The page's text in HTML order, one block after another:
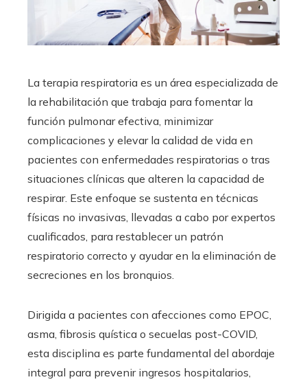
La terapia respiratoria es un área especializada de
la rehabilitación que trabaja para fomentar la
función pulmonar efectiva, minimizar
complicaciones y elevar la calidad de vida en
pacientes con enfermedades respiratorias o tras
situaciones clínicas que alteren la capacidad de
respirar. Este enfoque se sustenta en técnicas
físicas no invasivas, llevadas a cabo por expertos
cualificados, para restablecer un patrón
respiratorio correcto y ayudar en la eliminación de
secreciones en los bronquios.
Dirigida a pacientes con afecciones como EPOC,
asma, fibrosis quística o secuelas post-COVID,
esta disciplina es parte fundamental del abordaje
integral para prevenir ingresos hospitalarios,